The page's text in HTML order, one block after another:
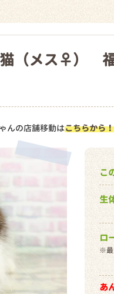
猫（メス♀）
んの店舗移動はこちらから！
こ
生
ロ
※最
あ